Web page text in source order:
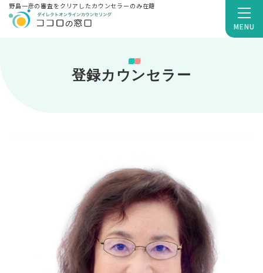
MENU
野島一彦の審査をクリアしたカウンセラーのみ在籍
登録カウンセラー